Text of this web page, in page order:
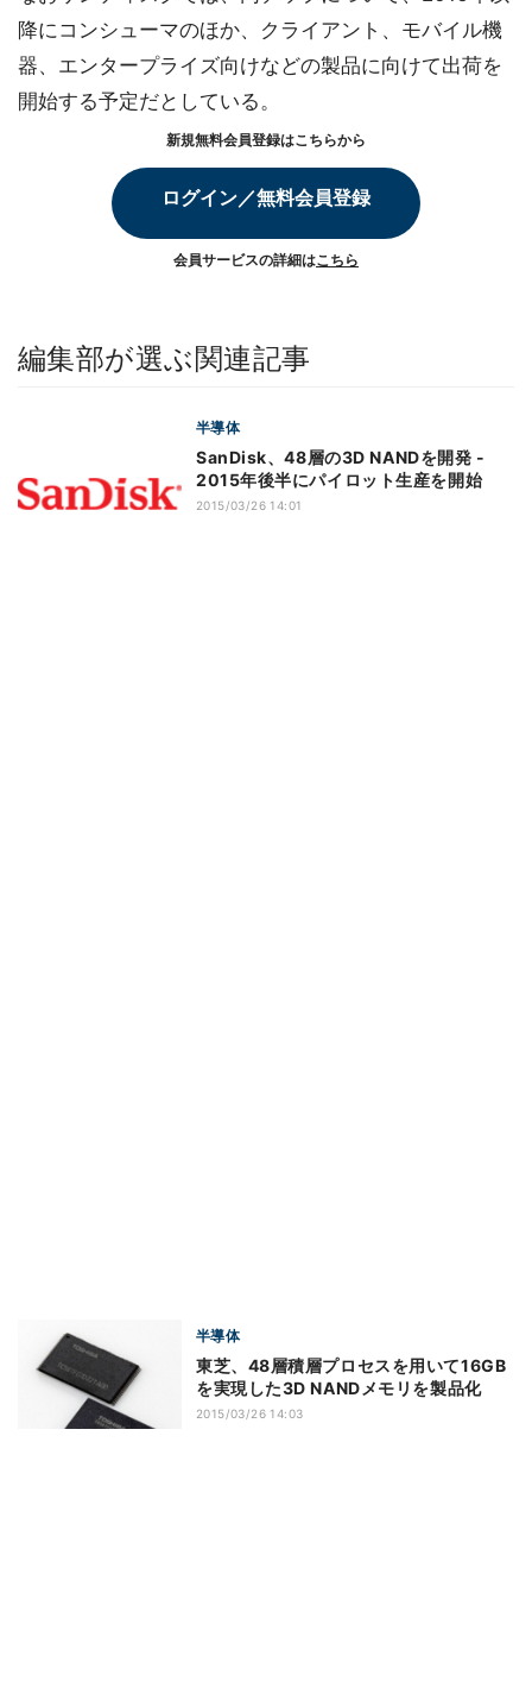
降にコンシューマのほか、クライアント、モバイル機
器、エンタープライズ向けなどの製品に向けて出荷を
開始する予定だとしている。
新規無料会員登録はこちらから
ログイン／無料会員登録
会員サービスの詳細はこちら
編集部が選ぶ関連記事
半導体
SanDisk、48層の3D NANDを開発 -
2015年後半にパイロット生産を開始
2015/03/26 14:01
半導体
東芝、48層積層プロセスを用いて16GB
を実現した3D NANDメモリを製品化
2015/03/26 14:03